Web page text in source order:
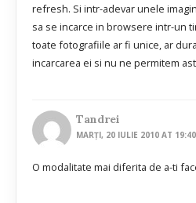
refresh. Si intr-adevar unele
sa se incarce in browsere intr-un
toate fotografiile ar fi unice, ar
incarcarea ei si nu ne permitem
Tandrei
MARȚI, 20 IULIE 2010 AT 19:40
O modalitate mai diferita de a-ti